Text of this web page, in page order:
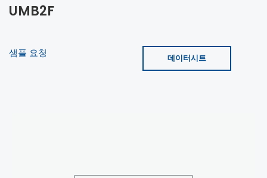
UMB2F
샘플 요청 데이터시트